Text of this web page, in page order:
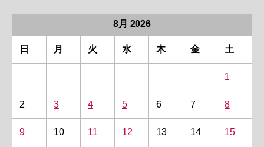
8月 2026
日 月 火 水 木 金 土
1
2 3 4 5 6 7 8
9 10 11 12 13 14 15